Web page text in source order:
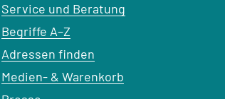
Service und Beratung
Begriffe A–Z
Adressen finden
Medien- & Warenkorb